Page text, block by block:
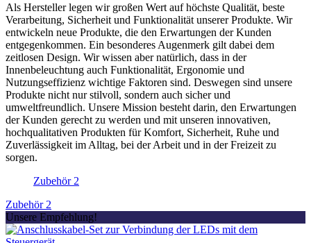
Als Hersteller legen wir großen Wert auf höchste Qualität, beste
Verarbeitung, Sicherheit und Funktionalität unserer Produkte. Wir
entwickeln neue Produkte, die den Erwartungen der Kunden
entgegenkommen. Ein besonderes Augenmerk gilt dabei dem
zeitlosen Design. Wir wissen aber natürlich, dass in der
Innenbeleuchtung auch Funktionalität, Ergonomie und
Nutzungseffizienz wichtige Faktoren sind. Deswegen sind unsere
Produkte nicht nur stilvoll, sondern auch sicher und
umweltfreundlich. Unsere Mission besteht darin, den Erwartungen
der Kunden gerecht zu werden und mit unseren innovativen,
hochqualitativen Produkten für Komfort, Sicherheit, Ruhe und
Zuverlässigkeit im Alltag, bei der Arbeit und in der Freizeit zu
sorgen.
Zubehör 2
Zubehör 2
Unsere Empfehlung!